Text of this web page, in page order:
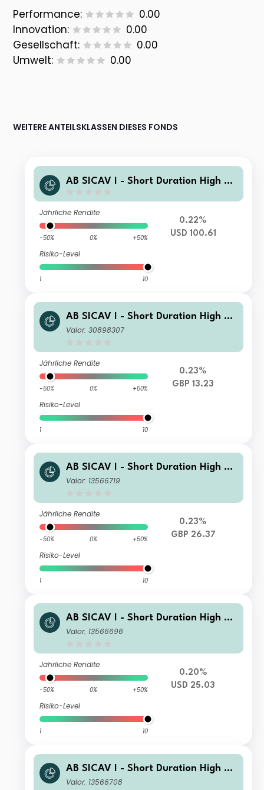
Performance:
0.00
Innovation:
0.00
Gesellschaft:
0.00
Umwelt:
0.00
WEITERE ANTEILSKLASSEN DIESES FONDS
AB SICAV I - Short Duration High Yi
Jährliche Rendite
-50% 0% +50%
Risiko-Level
1 10
0.22%
USD 100.61
AB SICAV I - Short Duration High Yi
eld Portfolio IT GBP H Inc
Valor: 30898307
Jährliche Rendite
-50% 0% +50%
Risiko-Level
1 10
0.23%
GBP 13.23
AB SICAV I - Short Duration High Yi
eld Portfolio I2 GBP H Acc
Valor: 13566719
Jährliche Rendite
-50% 0% +50%
Risiko-Level
1 10
0.23%
GBP 26.37
AB SICAV I - Short Duration High Yi
eld Portfolio C2 USD Acc
Valor: 13566696
Jährliche Rendite
-50% 0% +50%
Risiko-Level
1 10
0.20%
USD 25.03
AB SICAV I - Short Duration High Yi
eld Portfolio A2 GBP H Acc
Valor: 13566708